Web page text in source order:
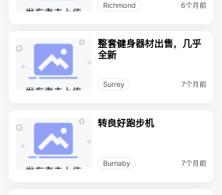
Richmond 6个月前
整套健身器材出售，几乎
全新
Surrey 7个月前
转良好跑步机
Burnaby 7个月前